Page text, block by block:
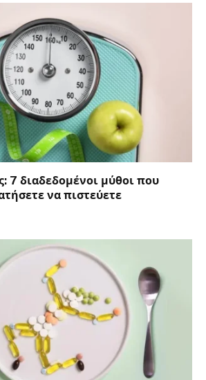
7 διαδεδομένοι μύθοι που
να πιστεύετε